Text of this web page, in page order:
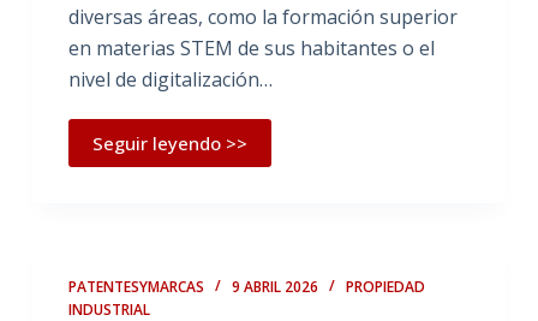
diversas áreas, como la formación superior
en materias STEM de sus habitantes o el
nivel de digitalización…
Seguir leyendo >>
PATENTESYMARCAS 9 ABRIL 2026
PROPIEDAD
INDUSTRIAL